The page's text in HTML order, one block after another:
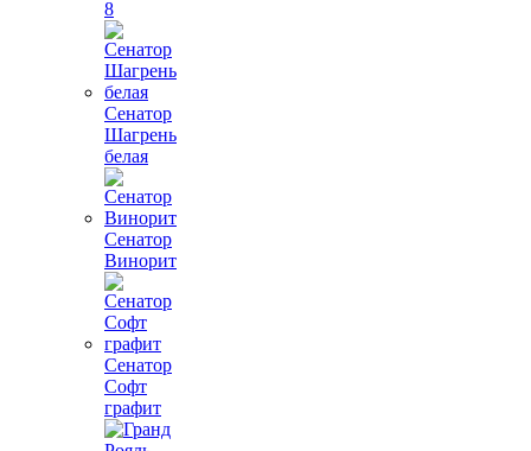
8
Сенатор
Шагрень
белая
Сенатор
Винорит
Сенатор
Софт
графит